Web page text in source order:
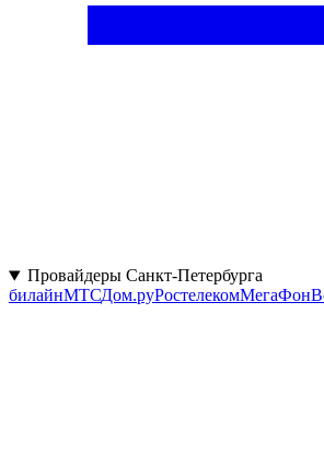
Провайдеры Санкт-Петербурга
билайнМТСДом.руРостелекомМегаФон